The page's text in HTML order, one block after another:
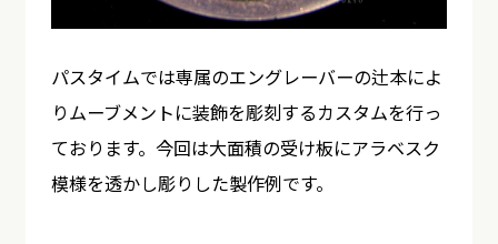
パスタイムでは専属のエングレーバーの辻本によ
りムーブメントに装飾を彫刻するカスタムを行っ
ております。今回は大面積の受け板にアラベスク
模様を透かし彫りした製作例です。